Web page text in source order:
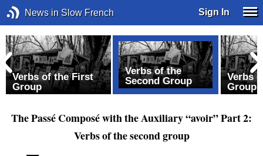
News in Slow French Sign In
Verbs of the First
Group
Verbs of the
Second Group
Verbs
Group
The Passé Composé with the Auxiliary “avoir” Part 2:
Verbs of the second group